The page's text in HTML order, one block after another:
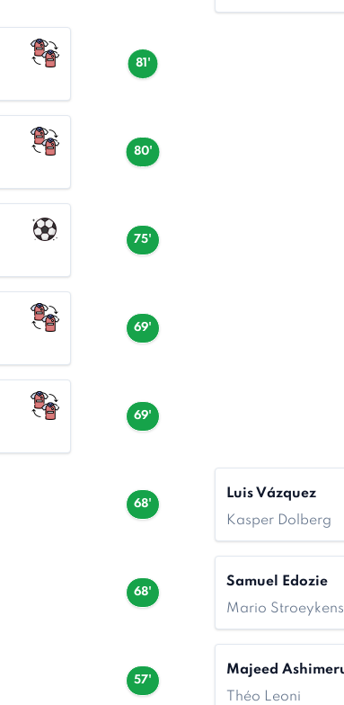
81'
80'
75'
69'
69'
68'
Luis Vázquez
Kasper Dolberg
68'
Samuel Edozie
Mario
57'
Majeed
Théo Leoni